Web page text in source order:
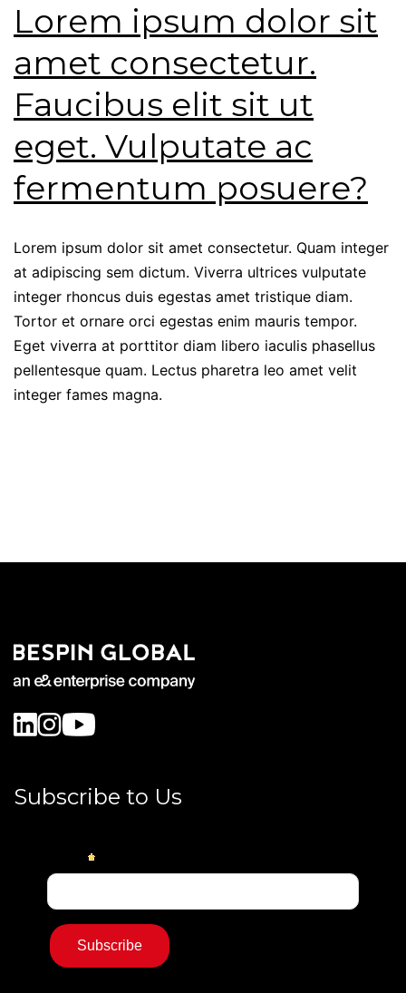
Lorem ipsum dolor sit
amet consectetur.
Faucibus elit sit ut
eget. Vulputate ac
fermentum posuere?
Lorem ipsum dolor sit amet consectetur. Quam integer
at adipiscing sem dictum. Viverra ultrices vulputate
integer rhoncus duis egestas amet tristique diam.
Tortor et ornare orci egestas enim mauris tempor.
Eget viverra at porttitor diam libero iaculis phasellus
pellentesque quam. Lectus pharetra leo amet velit
integer fames magna.
Subscribe to Us